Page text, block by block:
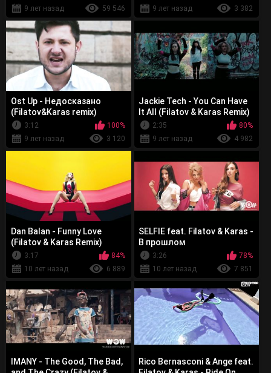
9 лет назад
59 546
9 лет назад
3 382
Ost Up - Недосказано
(Filatov&Karas remix)
3:12
100%
9 лет назад
3 120
Jackie Tech - You Can Have
It All (Filatov & Karas Remix)
2:35
80%
9 лет назад
4 982
Dan Balan - Funny Love
(Filatov & Karas Remix)
3:17
84%
10 лет назад
6 889
SELFIE feat. Filatov & Karas -
В прошлом
3:26
78%
10 лет назад
7 851
IMANY - The Good, The Bad,
Rico Bernasconi & Ange feat.